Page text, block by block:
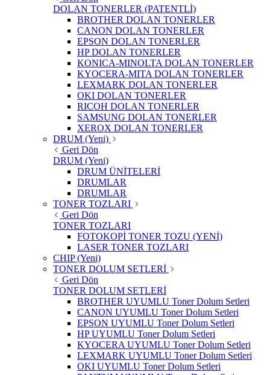
DOLAN TONERLER (PATENTLİ)
BROTHER DOLAN TONERLER
CANON DOLAN TONERLER
EPSON DOLAN TONERLER
HP DOLAN TONERLER
KONICA-MINOLTA DOLAN TONERLER
KYOCERA-MITA DOLAN TONERLER
LEXMARK DOLAN TONERLER
OKI DOLAN TONERLER
RICOH DOLAN TONERLER
SAMSUNG DOLAN TONERLER
XEROX DOLAN TONERLER
DRUM (Yeni)
Geri Dön
DRUM (Yeni)
DRUM ÜNİTELERİ
DRUMLAR
DRUMLAR
TONER TOZLARI
Geri Dön
TONER TOZLARI
FOTOKOPİ TONER TOZU (YENİ)
LASER TONER TOZLARI
CHIP (Yeni)
TONER DOLUM SETLERİ
Geri Dön
TONER DOLUM SETLERİ
BROTHER UYUMLU Toner Dolum Setleri
CANON UYUMLU Toner Dolum Setleri
EPSON UYUMLU Toner Dolum Setleri
HP UYUMLU Toner Dolum Setleri
KYOCERA UYUMLU Toner Dolum Setleri
LEXMARK UYUMLU Toner Dolum Setleri
OKI UYUMLU Toner Dolum Setleri